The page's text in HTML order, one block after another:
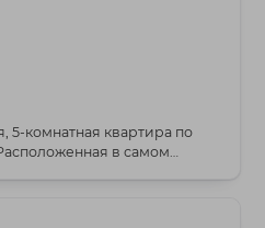
5-комнатная квартира по
в самом